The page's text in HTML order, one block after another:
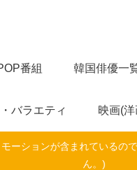
番組 韓国俳優一
バラエティ 映画(
ーションが含まれている
ん。)